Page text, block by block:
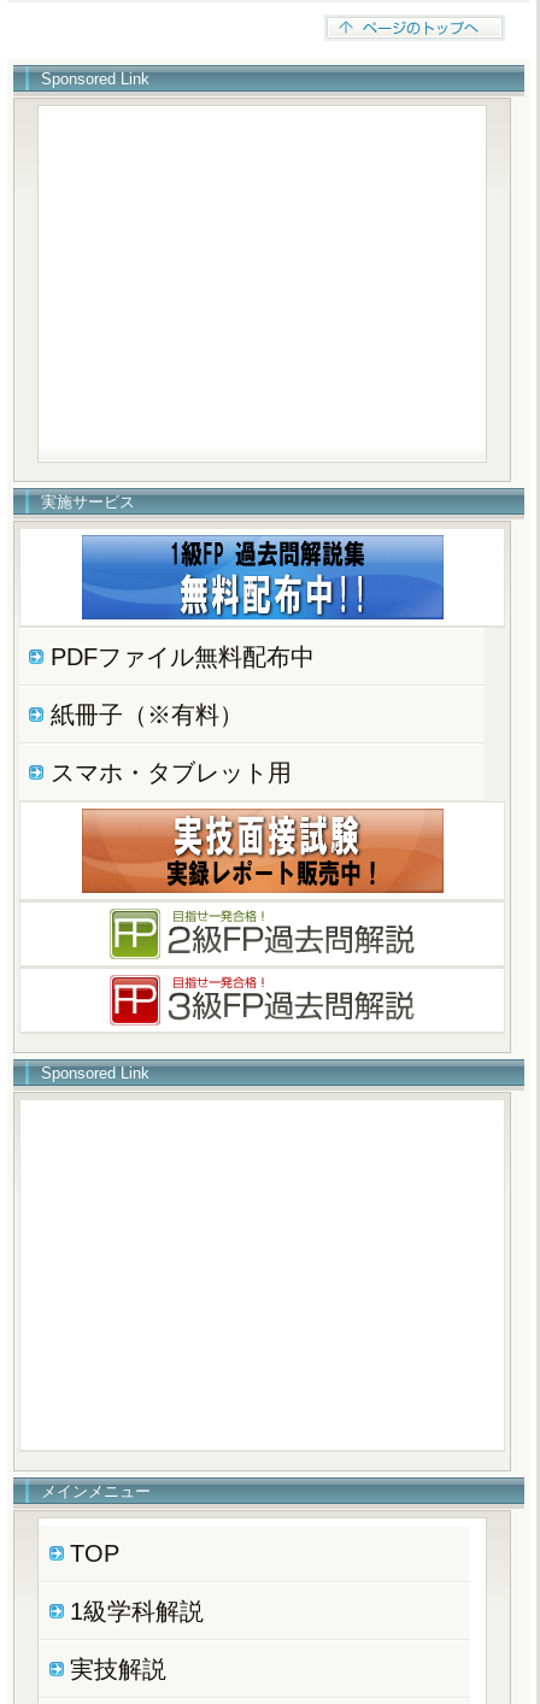
Sponsored Link
実施サービス
PDFファイル無料配布中
紙冊子（※有料）
スマホ・タブレット用
Sponsored Link
メインメニュー
TOP
1級学科解説
実技解説